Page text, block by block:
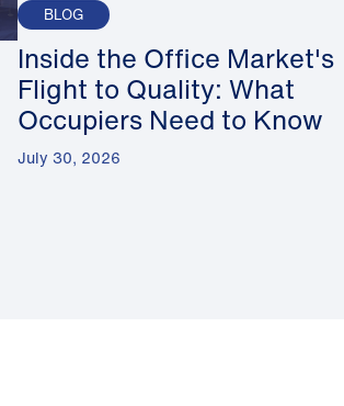
BLOG
Inside the Office Market's
Flight to Quality: What
Occupiers Need to Know
July 30, 2026